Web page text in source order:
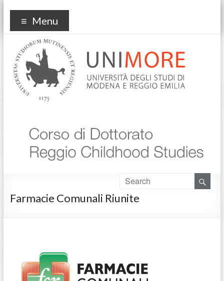
Reggio Childhood Studies
Menu
Farmacie Comunali Riunite